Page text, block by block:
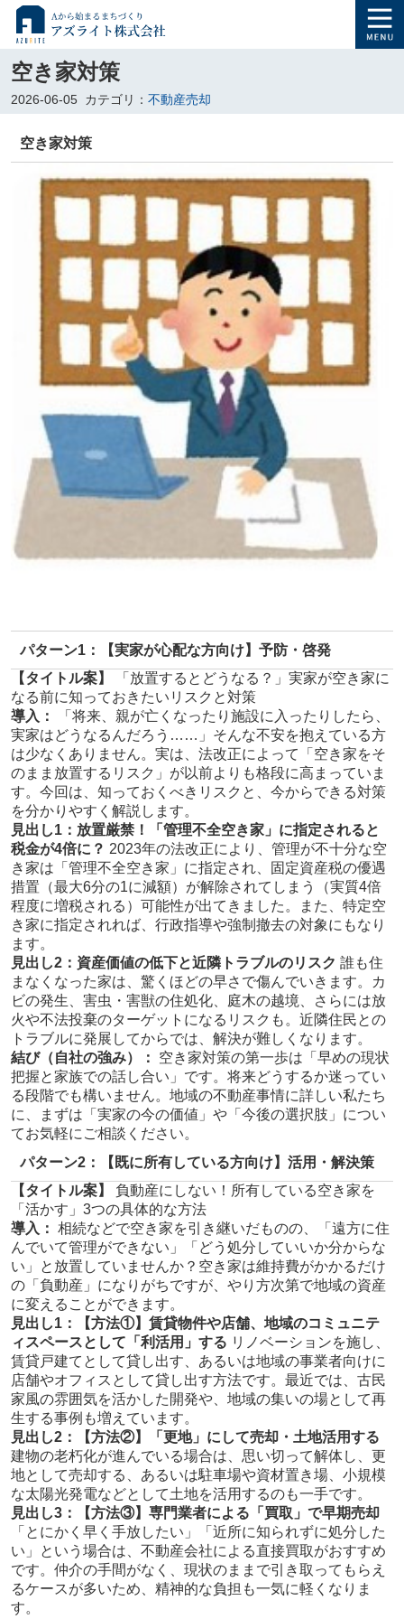
空き家対策
2026-06-05 カテゴリ： 不動産売却
空き家対策
パターン1：【実家が心配な方向け】予防・啓発
【タイトル案】
「放置するとどうなる？」実家が空き家に
なる前に知っておきたいリスクと対策
導入：
「将来、親が亡くなったり施設に入ったりしたら、
実家はどうなるんだろう……」そんな不安を抱えている方
は少なくありません。実は、法改正によって「空き家をそ
のまま放置するリスク」が以前よりも格段に高まっていま
す。今回は、知っておくべきリスクと、今からできる対策
を分かりやすく解説します。
見出し1：放置厳禁！「管理不全空き家」に指定されると
税金が4倍に？ 2023年の法改正により、管理が不十分な空
き家は「管理不全空き家」に指定され、固定資産税の優遇
措置（最大6分の1に減額）が解除されてしまう（実質4倍
程度に増税される）可能性が出てきました。また、特定空
き家に指定されれば、行政指導や強制撤去の対象にもなり
ます。
見出し2：資産価値の低下と近隣トラブルのリスク 誰も住
まなくなった家は、驚くほどの早さで傷んでいきます。カ
ビの発生、害虫・害獣の住処化、庭木の越境、さらには放
火や不法投棄のターゲットになるリスクも。近隣住民との
トラブルに発展してからでは、解決が難しくなります。
結び（自社の強み）：
空き家対策の第一歩は「早めの現状
把握と家族での話し合い」です。将来どうするか迷ってい
る段階でも構いません。地域の不動産事情に詳しい私たち
に、まずは「実家の今の価値」や「今後の選択肢」につい
てお気軽にご相談ください。
パターン2：【既に所有している方向け】活用・解決策
【タイトル案】
負動産にしない！所有している空き家を
「活かす」3つの具体的な方法
導入： 相続などで空き家を引き継いだものの、「遠方に住
んでいて管理ができない」「どう処分していいか分からな
い」と放置していませんか？空き家は維持費がかかるだけ
の「負動産」になりがちですが、やり方次第で地域の資産
に変えることができます。
見出し1：【方法①】賃貸物件や店舗、地域のコミュニテ
ィスペースとして「利活用」する リノベーションを施し、
賃貸戸建てとして貸し出す、あるいは地域の事業者向けに
店舗やオフィスとして貸し出す方法です。最近では、古民
家風の雰囲気を活かした開発や、地域の集いの場として再
生する事例も増えています。
見出し2：【方法②】「更地」にして売却・土地活用する
建物の老朽化が進んでいる場合は、思い切って解体し、更
地として売却する、あるいは駐車場や資材置き場、小規模
な太陽光発電などとして土地を活用するのも一手です。
見出し3：【方法③】専門業者による「買取」で早期売却
「とにかく早く手放したい」「近所に知られずに処分した
い」という場合は、不動産会社による直接買取がおすすめ
です。仲介の手間がなく、現状のままで引き取ってもらえ
るケースが多いため、精神的な負担も一気に軽くなりま
す。